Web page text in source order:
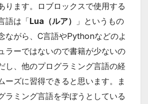
ります。ロブロックスで使用する
語は「Lua（ルア）
」というもの
ながら、C言語やPythonなどのよ
ラーではないので書籍が少ないの
し、他のプログラミング言語の経
ーズに習得できると思います。ま
ラミング言語を学ぼうとしている